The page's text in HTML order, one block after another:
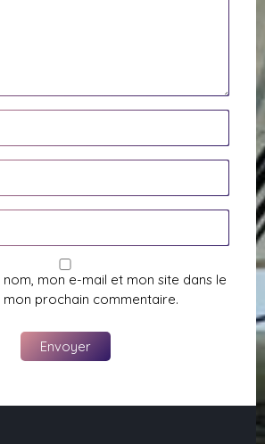
mon e-mail et mon site dans le
prochain commentaire.